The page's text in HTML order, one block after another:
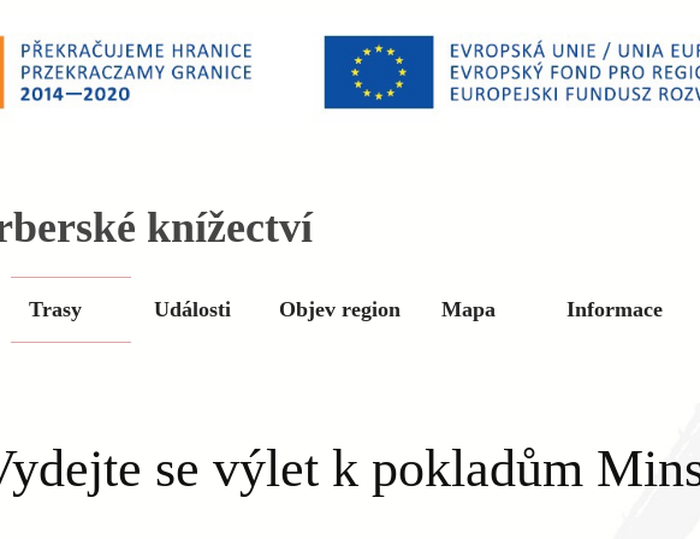
knížectví
Trasy Události Objev region Mapa Informace
se výlet k pokladům